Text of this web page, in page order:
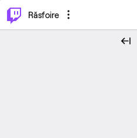
Răsfoire